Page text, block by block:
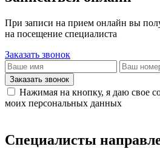
При записи на прием онлайн вы
на посещение специалиста
Заказать звонок
Заказать звонок
Нажимая на кнопку, я даю свое
моих персональных данных
Специалисты